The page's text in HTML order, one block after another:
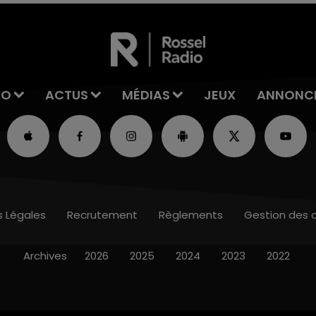
ACTUS MÉDIAS JEUX
Légales Recrutement Règlements Gestion des
Archives 2026 2025 2024 2023 2022